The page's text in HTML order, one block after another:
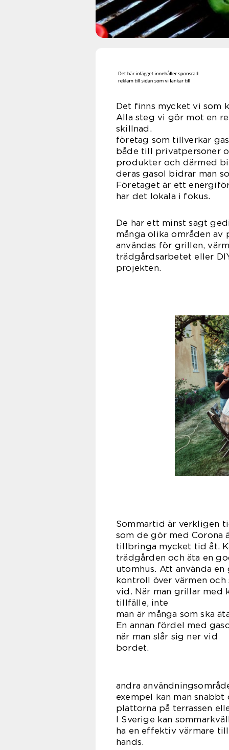
Det finns mycket vi som
Alla steg vi gör mot en
företag som tillverkar
både till privatpersoner
produkter och därmed
deras gasol bidrar man
Företaget är ett
har det lokala i fokus.
De har ett minst sagt
många olika områden av
användas för grillen,
trädgårdsarbetet eller
Sommartid är verkligen
som de gör med Corona
tillbringa mycket tid åt.
trädgården och äta en
utomhus. Att använda
kontroll över värmen
vid. När man grillar med
tillfälle,
man är många som ska
En annan fördel med
när man slår sig ner vid
andra
exempel kan man
plattorna på terrassen
I Sverige kan
ha en effektiv värmare till